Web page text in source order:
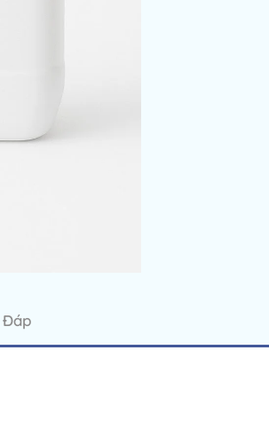
Đáp